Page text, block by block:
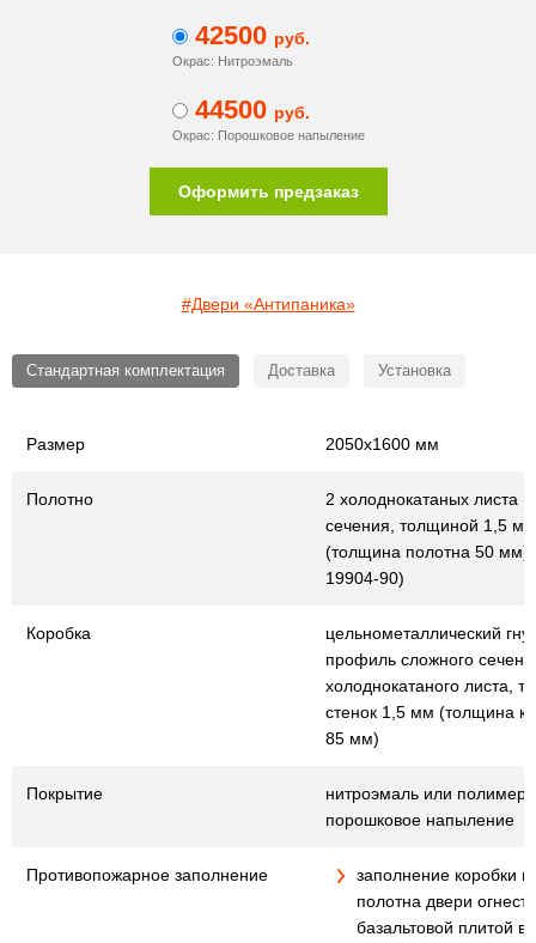
42500 руб.
Окрас: Нитроэмаль
44500 руб.
Окрас: Порошковое напыление
Оформить предзаказ
#Двери «Антипаника»
Стандартная комплектация Доставка Установка
Размер 2050х1600 мм
Полотно
2 холоднокатаных листа
сечения, толщиной 1,5 мм
(толщина полотна 50 мм)
19904-90)
Коробка
цельнометаллический
профиль сложного
холоднокатаного листа,
стенок 1,5 мм (толщина
85 мм)
Покрытие
нитроэмаль или
порошковое напыление
Противопожарное заполнение
заполнение коробки и
полотна двери
базальтовой плитой